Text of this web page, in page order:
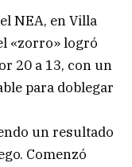
NEA, en Villa
«zorro» logró
20 a 13, con un
para doblegar
un resultado
Comenzó